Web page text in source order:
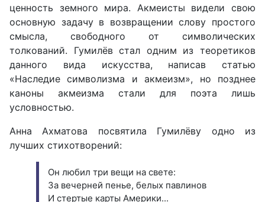
ценность земного мира. Акмеисты видели свою
основную задачу в возвращении слову простого
смысла, свободного от символических
толкований. Гумилёв стал одним из теоретиков
данного вида искусства, написав статью
«Наследие символизма и акмеизм», но позднее
каноны акмеизма стали для поэта лишь
условностью.
Анна Ахматова посвятила Гумилёву одно из
лучших стихотворений:
Он любил три вещи на свете:
За вечерней пенье, белых павлинов
И стертые карты Америки...